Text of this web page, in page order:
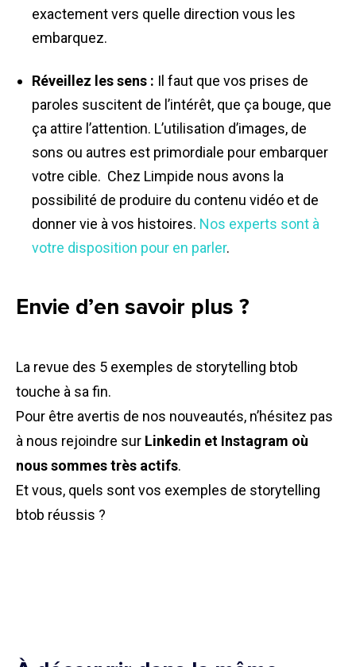
exactement vers quelle direction vous les
embarquez.
Réveillez les sens : Il faut que vos prises de
paroles suscitent de l’intérêt, que ça bouge, que
ça attire l’attention. L’utilisation d’images, de
sons ou autres est primordiale pour embarquer
votre cible. Chez Limpide nous avons la
possibilité de produire du contenu vidéo et de
donner vie à vos histoires. Nos experts sont à
votre disposition pour en parler.
Envie d’en savoir plus ?
La revue des 5 exemples de storytelling btob
touche à sa fin.
Pour être avertis de nos nouveautés, n’hésitez pas
à nous rejoindre sur Linkedin et Instagram où
nous sommes très actifs.
Et vous, quels sont vos exemples de storytelling
btob réussis ?